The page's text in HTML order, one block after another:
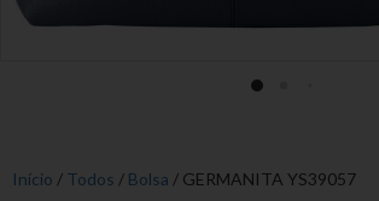
Início / Todos / Bolsa / GERMANITA YS39057